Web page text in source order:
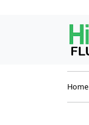
Home